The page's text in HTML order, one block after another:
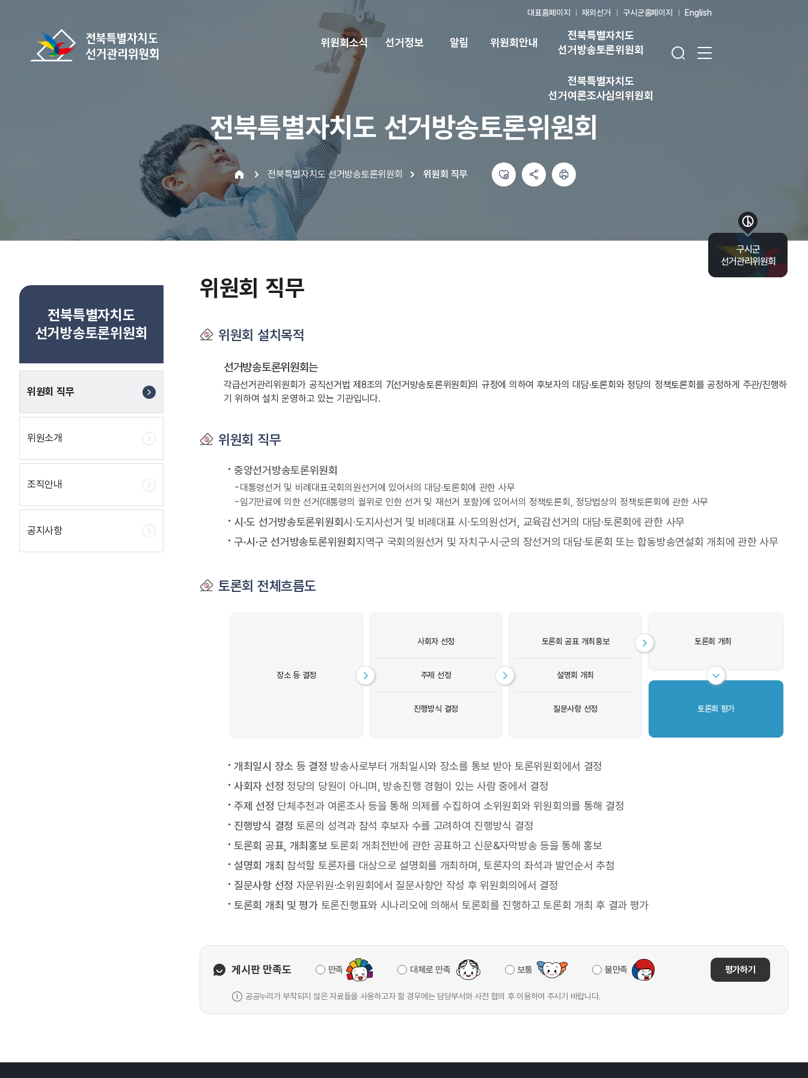
대표홈페이지 재외선거 구시군홈페이지 English
위원회소식 선거정보 알림 위원회안내
전북특별자치도
선거방송토론위원회
전북특별자치도
선거여론조사심의위원회
전북특별자치도 선거방송토론위원회
전북특별자치도 선거방송토론위원회 위원회 직무
전북특별자치도
선거방송토론위원회
위원회 직무
위원소개
조직안내
공지사항
위원회 직무
위원회 설치목적
선거방송토론위원회는
각급선거관리위원회가 공직선거법 제8조의 7(선거방송토론위원회)의 규정에 의하여 후보자의 대담·토론회와 정당의 정책토론회를 공정하게 주관/진행하
기 위하여 설치 운영하고 있는 기관입니다.
위원회 직무
중앙선거방송토론위원회
대통령선거 및 비례대표국회의원선거에 있어서의 대담·토론회에 관한 사무
임기만료에 의한 선거(대통령의 궐위로 인한 선거 및 재선거 포함)에 있어서의 정책토론회, 정당법상의 정책토론회에 관한 사무
시·도 선거방송토론위원회시·도지사선거 및 비례대표 시·도의원선거, 교육감선거의 대담·토론회에 관한 사무
구·시·군 선거방송토론위원회 지역구 국회의원선거 및 자치구·시·군의 장선거의 대담·토론회 또는 합동방송연설회 개최에 관한 사무
토론회 전체흐름도
장소 등 결정
사회자 선정
주제 선정
진행방식 결정
토론회 공표 개최홍보
설명회 개최
질문사항 선정
토론회 개최
토론회 평가
개최일시 장소 등 결정 방송사로부터 개최일시와 장소를 통보 받아 토론위원회에서 결정
사회자 선정 정당의 당원이 아니며, 방송진행 경험이 있는 사람 중에서 결정
주제 선정 단체추천과 여론조사 등을 통해 의제를 수집하여 소위원회와 위원회의를 통해 결정
진행방식 결정 토론의 성격과 참석 후보자 수를 고려하여 진행방식 결정
토론회 공표, 개최홍보 토론회 개최전반에 관한 공표하고 신문&자막방송 등을 통해 홍보
설명회 개최 참석할 토론자를 대상으로 설명회를 개최하며, 토론자의 좌석과 발언순서 추첨
질문사항 선정 자문위원·소위원회에서 질문사항안 작성 후 위원회의에서 결정
토론회 개최 및 평가토론진행표와 시나리오에 의해서 토론회를 진행하고 토론회 개최 후 결과 평가
게시판 만족도 만족 대체로 만족 보통 불만족 평가하기
공공누리가 부착되지 않은 자료들을 사용하고자 할 경우에는 담당부서와 사전 협의 후 이용하여 주시기 바랍니다.
구시군
선거관리위원회
바로가기 목록 열기